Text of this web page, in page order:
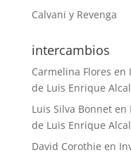
Calvani y Revenga
intercambios
Carmelina Flores en
de Luis Enrique
Luis Silva Bonneten
de Luis Enrique
David Corothie en